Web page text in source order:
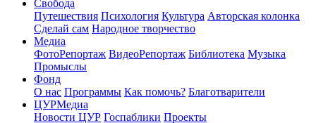
Свобода
Путешествия Психология Культура Авторская колонка
Сделай сам Народное творчество
Медиа
ФотоРепортаж ВидеоРепортаж Библиотека Музыка
Промыслы
Фонд
О нас Программы Как помочь? Благотварители
ЦУРМедиа
Новости ЦУР Госпаблики Проекты